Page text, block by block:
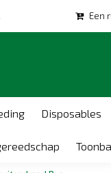
Een
Disposables